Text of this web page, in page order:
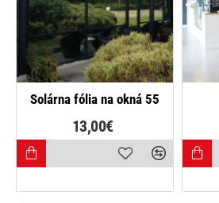
Solárna fólia na okná 55
13,00€